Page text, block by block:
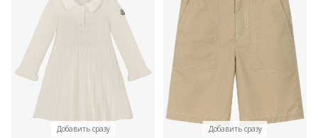
Добавить сразу Добавить сразу